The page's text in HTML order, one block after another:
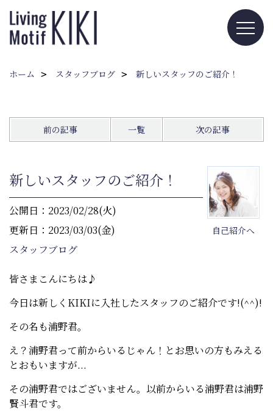
ホーム スタッフブログ 新しいスタッフのご紹介！
前の記事 一覧 次の記事
自己紹介へ
新しいスタッフのご紹介！
公開日：2023/02/28(火)
更新日：2023/03/03(金)
スタッフブログ
皆さまこんにちは♪
今日は新しくKIKIに入社したスタッフのご紹介です!(^^)!
その名も浦野君。
え？浦野君って前からいるじゃん！とお思いの方もみえる
とおもいますが...
その浦野君ではございません。以前からいる浦野君は浦野
賢斗君です。